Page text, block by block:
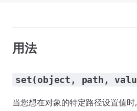
用法
set(object, path,
当您想在对象的特定路径设置值时